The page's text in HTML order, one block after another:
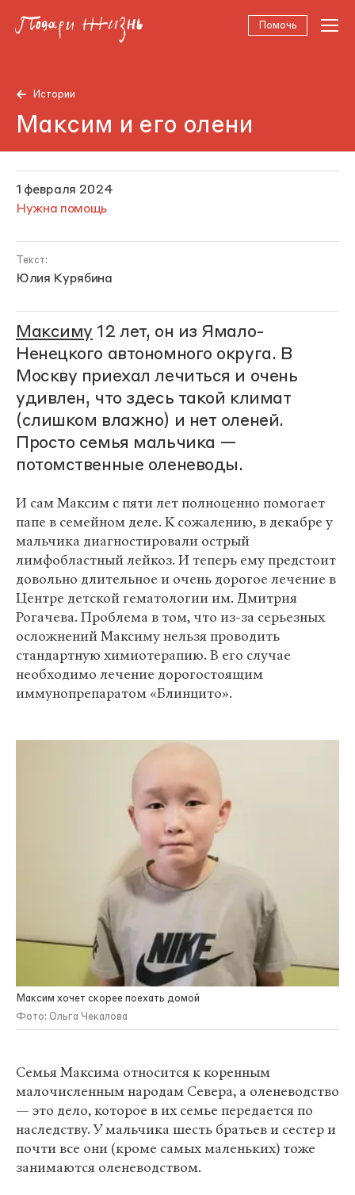
Помочь
Истории
Максим и его олени
1 февраля 2024
Нужна помощь
Текст:
Юлия Курябина
Максиму 12 лет, он из Ямало-
Ненецкого автономного округа. В
Москву приехал лечиться и очень
удивлен, что здесь такой климат
(слишком влажно) и нет оленей.
Просто семья мальчика —
потомственные оленеводы.
И сам Максим с пяти лет полноценно помогает
папе в семейном деле. К сожалению, в декабре у
мальчика диагностировали острый
лимфобластный лейкоз. И теперь ему предстоит
довольно длительное и очень дорогое лечение в
Центре детской гематологии им. Дмитрия
Рогачева. Проблема в том, что из-за серьезных
осложнений Максиму нельзя проводить
стандартную химиотерапию. В его случае
необходимо лечение дорогостоящим
иммунопрепаратом «Блинцито».
Максим хочет скорее поехать домой
Фото: Ольга Чекалова
Семья Максима относится к коренным
малочисленным народам Севера, а оленеводство
— это дело, которое в их семье передается по
наследству. У мальчика шесть братьев и сестер и
почти все они (кроме самых маленьких) тоже
занимаются оленеводством.